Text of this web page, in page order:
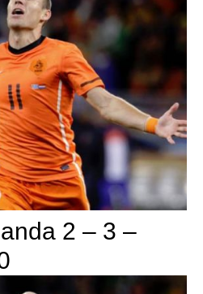
2 – 3 –